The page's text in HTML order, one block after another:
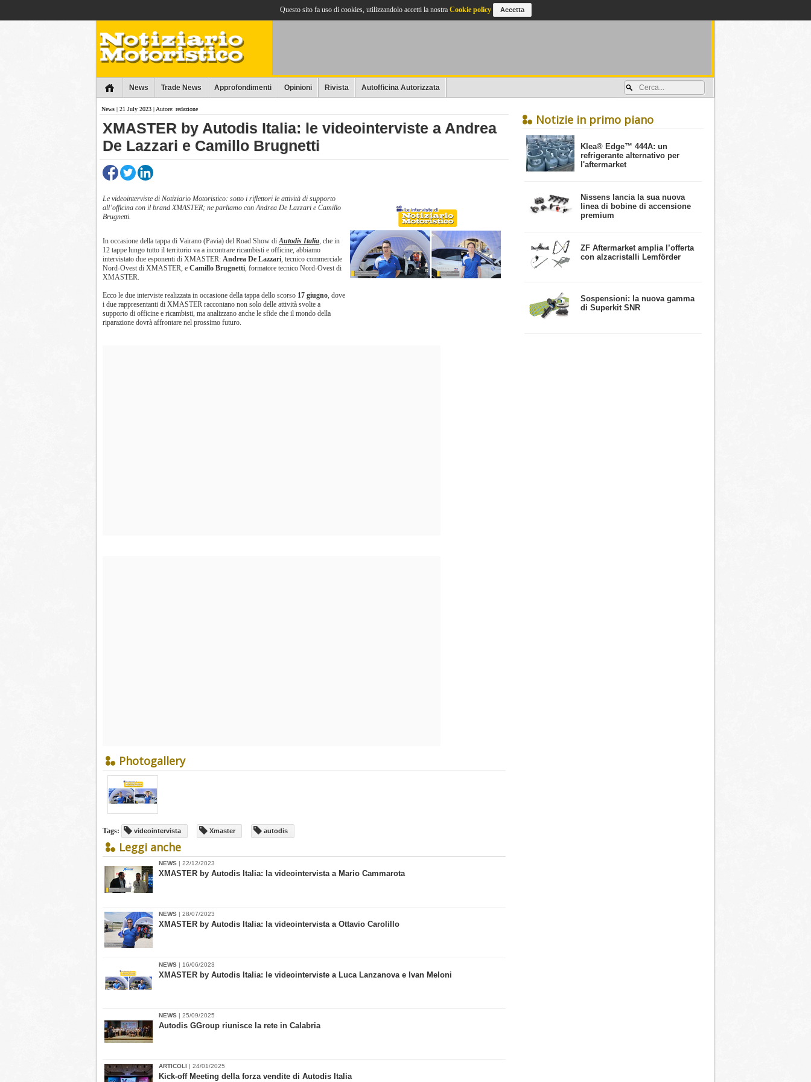
News Trade News Approfondimenti Opinioni Rivista Autofficina Autorizzata
Notizie in primo piano
​Klea® Edge™ 444A: un
refrigerante alternativo per
l'aftermarket
Nissens lancia la sua nuova
linea di bobine di accensione
premium
ZF Aftermarket amplia l’offerta
con alzacristalli Lemförder
​Sospensioni: la nuova gamma
di Superkit SNR
News | 21 July 2023 | Autore: redazione
​XMASTER by Autodis Italia: le videointerviste a Andrea
De Lazzari e Camillo Brugnetti
Le videointerviste di Notiziario Motoristico: sotto i riflettori le attività di supporto
all’officina con il brand XMASTER; ne parliamo con Andrea De Lazzari e Camillo
Brugnetti.
In occasione della tappa di Vairano (Pavia) del Road Show diAutodis Italia, che in
12 tappe lungo tutto il territorio va a incontrare ricambisti e officine, abbiamo
intervistato due esponenti di XMASTER: Andrea De Lazzari, tecnico commerciale
Nord-Ovest di XMASTER, e Camillo Brugnetti, formatore tecnico Nord-Ovest di
XMASTER.
Ecco le due interviste realizzata in occasione della tappa dello scorso 17 giugno, dove
i due rappresentanti di XMASTER raccontano non solo delle attività svolte a
supporto di officine e ricambisti, ma analizzano anche le sfide che il mondo della
riparazione dovrà affrontare nel prossimo futuro.
Photogallery
Tags: videointervista Xmaster autodis
Leggi anche
NEWS | 22/12/2023
​XMASTER by Autodis Italia: la videointervista a Mario Cammarota
NEWS | 28/07/2023
​XMASTER by Autodis Italia: la videointervista a Ottavio Carolillo
NEWS | 16/06/2023
XMASTER by Autodis Italia: le videointerviste a Luca Lanzanova e Ivan Meloni
NEWS | 25/09/2025
Autodis GGroup riunisce la rete in Calabria
ARTICOLI | 24/01/2025
​Kick-off Meeting della forza vendite di Autodis Italia
Questo sito fa uso di cookies, utilizzandolo accetti la nostra Cookie policy Accetta